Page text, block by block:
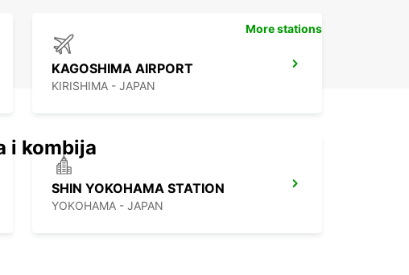
KAGOSHIMA AIRPORT
KIRISHIMA - JAPAN
SHIN YOKOHAMA STATION
YOKOHAMA - JAPAN
More stations
i kombija